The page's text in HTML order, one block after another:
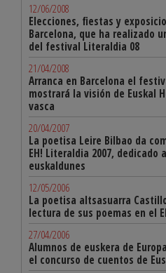
12/06/2008
Elecciones, fiestas y
Barcelona, que ha realizado
del festival Literaldia 08
21/04/2008
Arranca en Barcelona el
mostrará la visión de Euskal
vasca
20/04/2007
La poetisa Leire Bilbao da
EH! Literaldia 2007, dedicado
euskaldunes
12/05/2006
La poetisa altsasuarra
lectura de sus poemas en el
27/04/2006
Alumnos de euskera de
el concurso de cuentos de